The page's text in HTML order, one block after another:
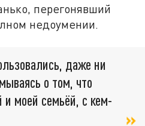
перегонявший
недоумении.
даже ни
о том, что
и моей семьёй, с кем-